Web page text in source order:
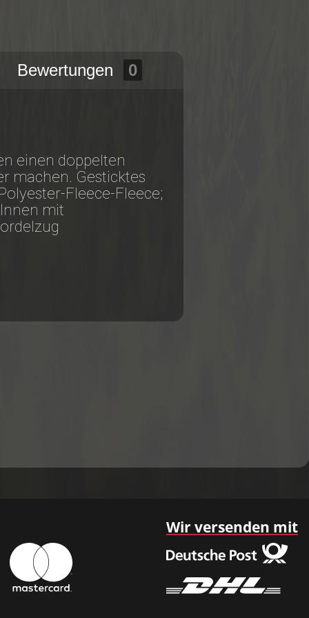
Bewertungen 0
einen doppelten
machen. Gesticktes
Fleece-Fleece;
mit
Wir versenden mit